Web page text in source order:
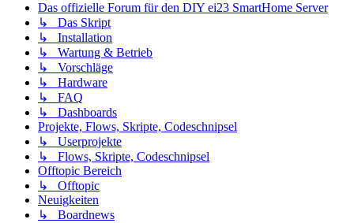
Das offizielle Forum für den DIY ei23 SmartHome Server
↳ Das Skript
↳ Installation
↳ Wartung & Betrieb
↳ Vorschläge
↳ Hardware
↳ FAQ
↳ Dashboards
Projekte, Flows, Skripte, Codeschnipsel
↳ Userprojekte
↳ Flows, Skripte, Codeschnipsel
Offtopic Bereich
↳ Offtopic
Neuigkeiten
↳ Boardnews